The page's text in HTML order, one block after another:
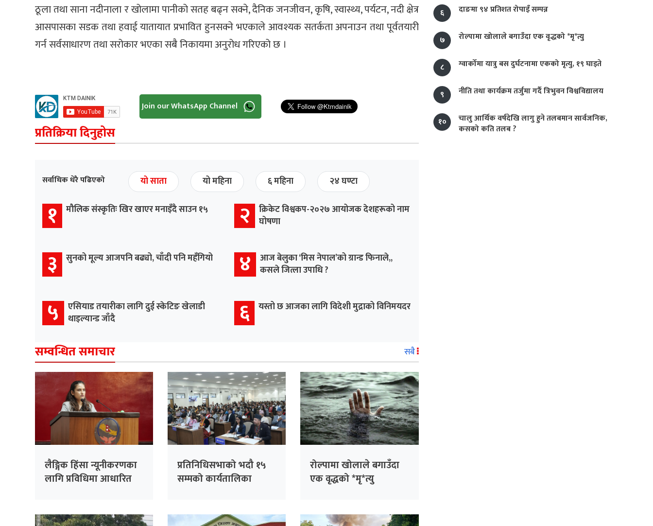
ठूला तथा साना नदीनाला र खोलामा पानीको सतह बढ्न सक्ने, दैनिक जनजीवन, कृषि, स्वास्थ्य, पर्यटन, नदी क्षेत्र
आसपासका सडक तथा हवाई यातायात प्रभावित हुनसक्ने भएकाले आवश्यक सतर्कता अपनाउन तथा पूर्वतयारी
गर्न सर्वसाधारण तथा सरोकार भएका सबै निकायमा अनुरोध गरिएको छ ।
Join our WhatsApp Channel
प्रतिक्रिया दिनुहोस
सर्वाधिक धेरै पढिएको यो साता यो महिना ६ महिना २४ घण्टा
१ मौलिक संस्कृतिः खिर खाएर मनाइँदै साउन १५ २ क्रिकेट विश्वकप-२०२७ आयोजक देशहरूको नाम
घोषणा
३ सुनको मूल्य आजपनि बढ्यो, चाँदी पनि महँगियो ४ आज बेलुका ‘मिस नेपाल’को ग्रान्ड फिनाले,,
कसले जित्ला उपाधि ?
५ एसियाड तयारीका लागि दुई स्केटिङ खेलाडी
थाइल्यान्ड जाँदै
६ यस्तो छ आजका लागि विदेशी मुद्राको विनिमयदर
सम्वन्धित समाचार सबै
लैङ्गिक हिंसा न्यूनीकरणका
लागि प्रविधिमा आधारित
प्रतिनिधिसभाको भदौ १५
सम्मको कार्यतालिका
रोल्पामा खोलाले बगाउँदा
एक वृद्धको *मृ*त्यु
६ दाङमा ९४ प्रतिशत रोपाइँ सम्पन्न
७ रोल्पामा खोलाले बगाउँदा एक वृद्धको *मृ*त्यु
८ ग्वार्कोमा यात्रु बस दुर्घटनामा एकको मृत्यु, १९ घाइते
९ नीति तथा कार्यक्रम तर्जुमा गर्दै त्रिभुवन विश्वविद्यालय
१०
चालु आर्थिक वर्षदेखि लागु हुने तलबमान सार्वजनिक,
कसको कति तलब ?